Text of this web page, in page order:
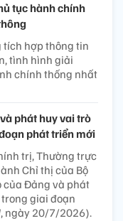
tục hành chính
tích hợp thông tin
tình hình giải
chính thống nhất
phát huy vai trò
phát triển mới
trị, Thường trực
Chỉ thị của Bộ
của Đảng và phát
giai đoạn
ngày 20/7/2026).